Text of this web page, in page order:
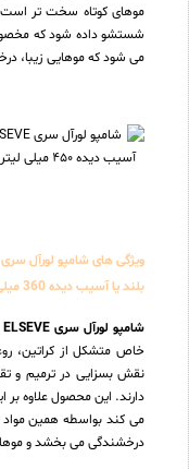
موهای کوتاه سخت تر
شستشو داده شود که
می شود که موهایی زیبا،
بلند یا آسیب دیده 360 میلی لیتر
شامپو لورآل سری ELSEVE مدل DREAM LONG
خاص متشکل از کراتین،
نقش بسزایی در ترمیم و
دارند. این محصول علاوه بر
می کند بواسطه همین مواد
درخشندگی می بخشد و